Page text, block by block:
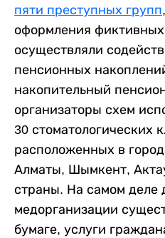
пяти преступных групп
оформления
осуществляли
пенсионных
накопительный
организаторы схем
30 стоматологических
расположенных в
Алматы, Шымкент,
страны. На самом деле
медорганизации
бумаге, услуги